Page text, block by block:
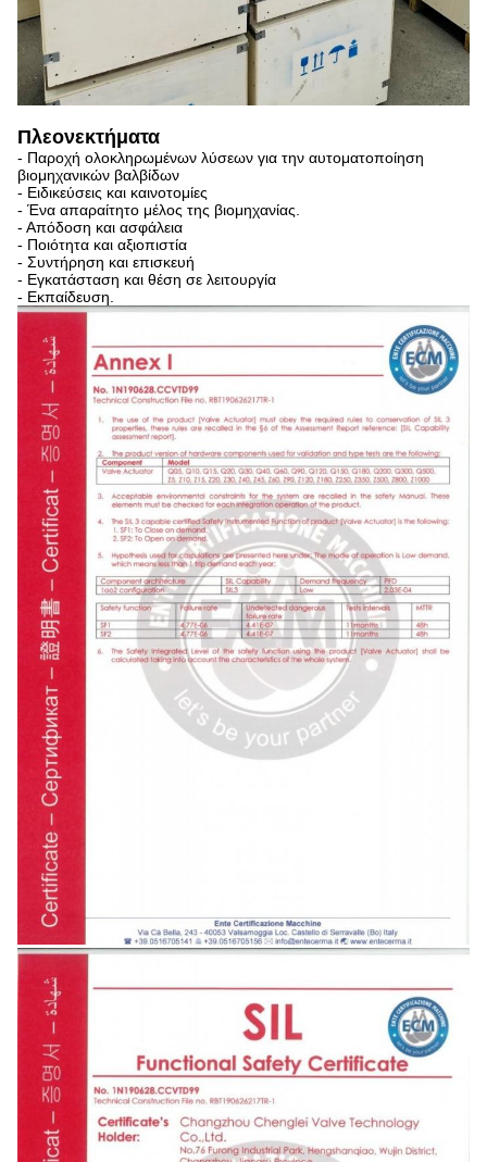
Πλεονεκτήματα
- Παροχή ολοκληρωμένων λύσεων για την αυτοματοποίηση
βιομηχανικών βαλβίδων
- Ειδικεύσεις και καινοτομίες
- Ένα απαραίτητο μέλος της βιομηχανίας.
- Απόδοση και ασφάλεια
- Ποιότητα και αξιοπιστία
- Συντήρηση και επισκευή
- Εγκατάσταση και θέση σε λειτουργία
- Εκπαίδευση.